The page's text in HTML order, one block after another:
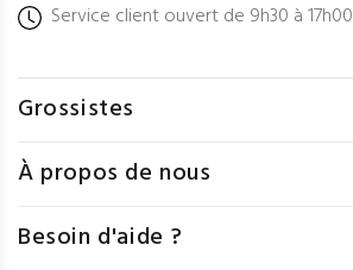
Service client ouvert de 9h30 à 17h00
Grossistes
À propos de nous
Besoin d'aide ?